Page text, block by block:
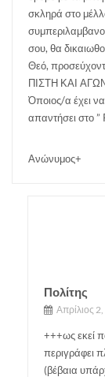
σκληρά στο
σου, θα
Θεό,
ΠΙΣΤΗ ΚΑΙ
Όποιος/α έχει
απαντήσει στο ”
Ανώνυμος+
Πολίτης
Απρίλιος
+++ως εκεί
περιγράφει
(βέβαια